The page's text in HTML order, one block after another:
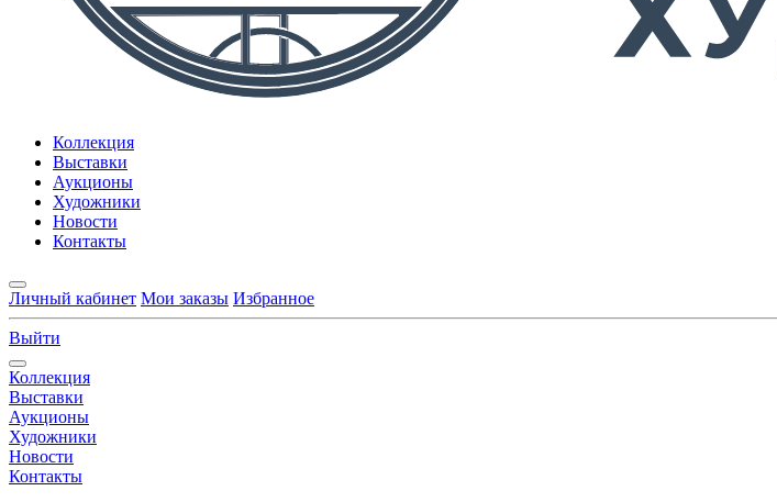
Коллекция
Выставки
Аукционы
Художники
Новости
Контакты
Личный кабинет Мои заказы Избранное
Выйти
Коллекция
Выставки
Аукционы
Художники
Новости
Контакты